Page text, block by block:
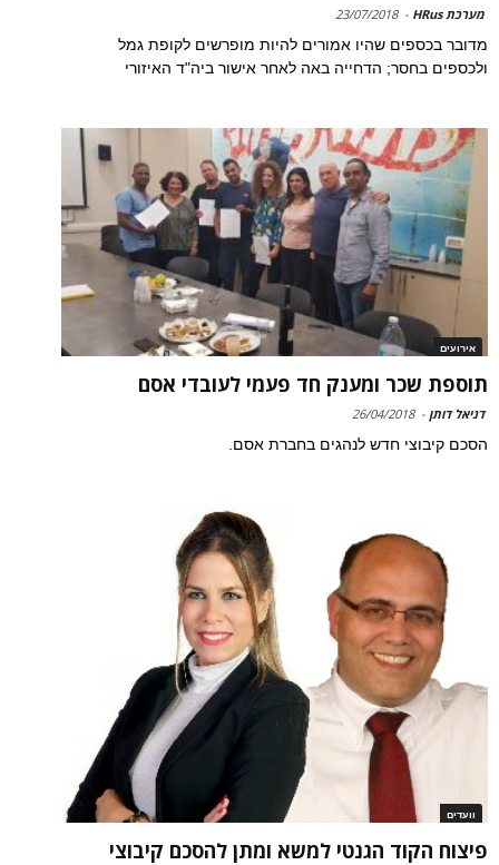
מערכת HRus -
23/07/2018
מדובר בכספים שהיו אמורים להיות מופרשים לקופת גמל
ולכספים בחסר; הדחייה באה לאחר אישור ביה"ד האיזורי
אירועים
תוספת שכר ומענק חד פעמי לעובדי אסם
דניאל דותן -
26/04/2018
הסכם קיבוצי חדש לנהגים בחברת אסם.
וועדים
פיצוח הקוד הגנטי למשא ומתן להסכם קיבוצי